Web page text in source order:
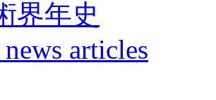
界年史
articles